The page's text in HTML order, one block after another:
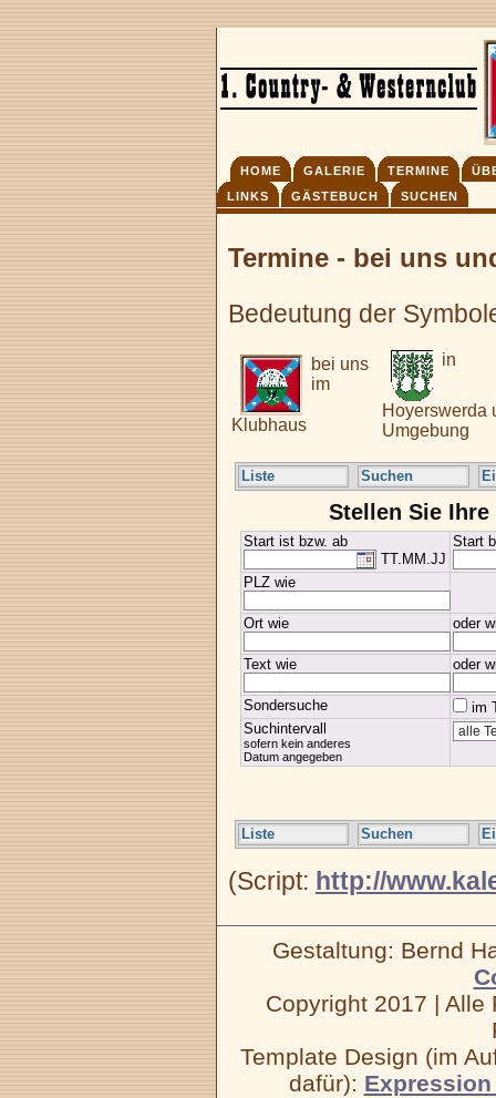
HOME GALERIE TERMINE
LINKS
GÄSTEBUCH SUCHEN
Termine - bei uns
Bedeutung der
bei uns
im
Klubhaus
in
Hoyerswerda
Umgebung
Liste Suchen
Stellen Sie
Start ist bzw. ab
TT.MM.JJ
Start
PLZ wie
Ort wie oder
Text wie oder
Sondersuche
im
Suchintervall
sofern kein anderes
Datum angegeben
Liste Suchen
(Script: http://
Gestaltung: Bernd
Copyright 2017 | Alle
Template Design (im
dafür): Expression